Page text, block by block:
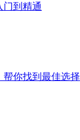
门到精通
帮你找到最佳选择